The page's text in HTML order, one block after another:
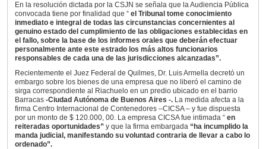
En la resolución dictada por la CSJN se señala que la Audiencia Pública
convocada tiene por finalidad que “ el Tribunal tome conocimiento
inmediato e integral de todas las circunstancias concernientes al
genuino estado del cumplimiento de las obligaciones establecidas en
el fallo, sobre la base de los informes orales que deberán efectuar
personalmente ante este estrado los más altos funcionarios
responsables de cada una de las jurisdicciones alcanzadas”.
Recientemente el Juez Federal de Quilmes, Dr. Luis Armella decretó un
embargo sobre los bienes de una empresa que no liberó el camino de
sirga correspondiente al Riachuelo en un predio ubicado en el barrio
Barracas -Ciudad Autónoma de Buenos Aires -. La medida afecta a la
firma Centro Internacional de Contenedores –CICSA – y fue dispuesta
por un monto de $ 120.000, 00. La empresa CICSA fue intimada “ en
reiteradas oportunidades” y que la firma embargada “ha incumplido la
manda judicial, manifestando su voluntad contraria de llevar a cabo lo
ordenado”.